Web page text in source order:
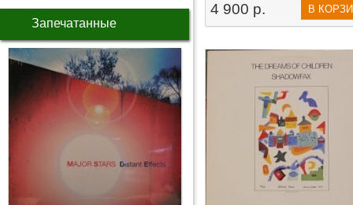
Запечатанные
4 900 р. В